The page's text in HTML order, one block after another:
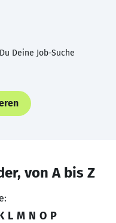
Deine Job-Suche
von A bis Z
L M N O P